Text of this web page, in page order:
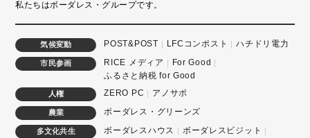
私たちはボーダレス・グループです。
気候変動 POST&POST LFCコンポスト ハチドリ電力
市民参画 RICE メディア
For Good
ふるさと納税 for Good
人権 ZERO PC アノサポ
農業 ボーダレス・グリーンズ
多文化共生 ボーダレスハウス ボーダレスビジット